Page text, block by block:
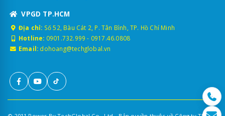
VPGD TP.HCM
Địa chỉ: Số 52, Bàu Cát 2, P. Tân Bình, TP. Hồ Chí Minh
Hotline: 0901.732.999 - 0917.46.0808
Email: dohoang@techglobal.vn